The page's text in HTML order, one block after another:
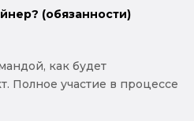
(обязанности)
как будет
Полное участие в процессе